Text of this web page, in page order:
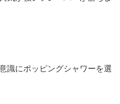
識にポッピングシャワーを選